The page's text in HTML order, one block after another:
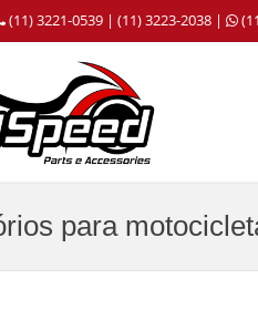
(11) 3221-0539 | (11) 3223-2038 |
para